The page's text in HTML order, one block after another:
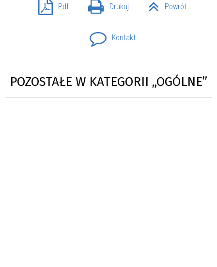
Pdf Drukuj Powrót
Kontakt
POZOSTAŁE W KATEGORII „OGÓLNE”